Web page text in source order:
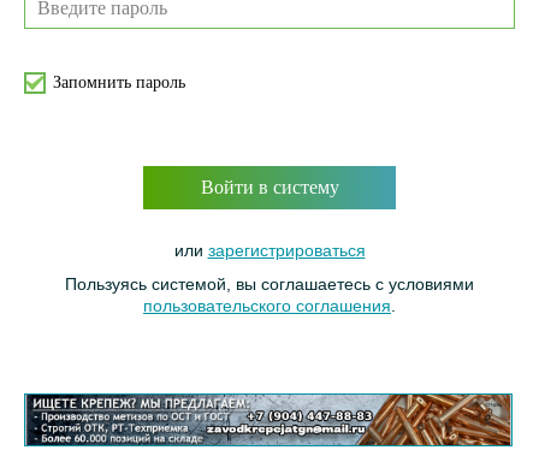
Запомнить пароль
Пользуясь системой, вы соглашаетесь с условиями
пользовательского соглашения
Войти в систему
или зарегистрироваться